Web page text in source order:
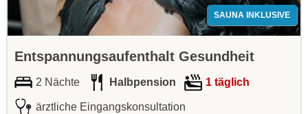
SAUNA INKLUSIVE
Entspannungsaufenthalt Gesundheit
2 Nächte Halbpension 1 täglich
ärztliche Eingangskonsultation